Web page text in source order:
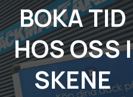
BOKA TID
HOS OSS I
SKENE